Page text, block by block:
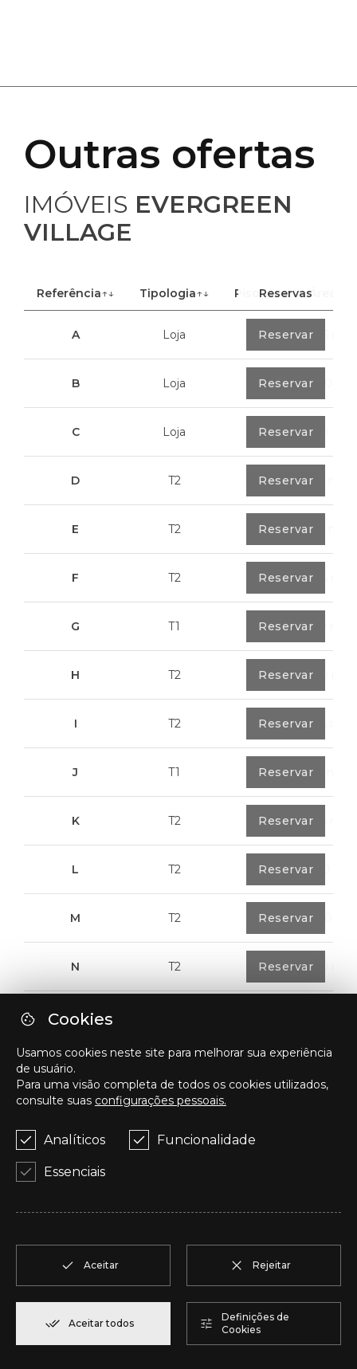
Outras ofertas
IMÓVEIS EVERGREEN
VILLAGE
Referência↑↓ Tipologia↑↓ Piso ↑↓ Área
Reservas
A Loja 40,85 m²
Reservar
B Loja 100,70 m²
Reservar
C Loja 113,20 m²
Reservar
D T2 79,7 m²
Reservar
E T2 89,2 m²
Reservar
F T2 89,55 m²
Reservar
G T1 55,30 m²
Reservar
H T2 89,50 m²
Reservar
I T2 91,75 m²
Reservar
J T1 67,6 m²
Reservar
K T2 91,75 m²
Reservar
L T2 80,40 m²
Reservar
M T2 108,00 m²
Reservar
N T2 94,20 m²
Reservar
O
P T2 Reservar
S T1 1 57,95 m²
Reservar
T 1 Reservar
U T2 1 104,85 m²
Reservar
Cookies
Usamos cookies neste site para melhorar sua experiência
de usuário.
Para uma visão completa de todos os cookies utilizados,
consulte suas configurações pessoais.
Analíticos Funcionalidade
Essenciais
Aceitar Rejeitar
Aceitar todos
Definições de
Cookies